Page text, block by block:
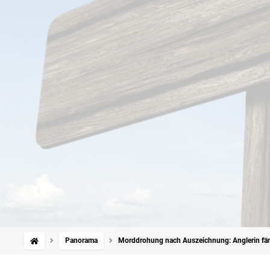
Panorama Morddrohung nach Auszeichnung: Anglerin